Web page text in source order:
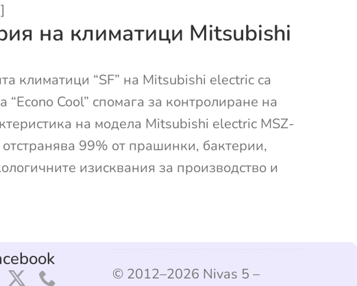
на климатици Mitsubishi
климатици “SF” на Mitsubishi electric са
Cool” спомага за контролиране на
на модела Mitsubishi electric MSZ-
99% от прашинки, бактерии,
изисквания за производство и
© 2012–2026 Nivas 5 –